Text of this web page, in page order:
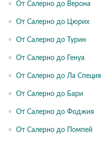
• От Салерно до Верона
• От Салерно до Цюрих
• От Салерно до Турин
• От Салерно до Генуа
• От Салерно до Ла Специя
• От Салерно до Бари
• От Салерно до Фоджия
• От Салерно до Помпей